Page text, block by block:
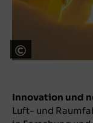
Innovation und
Luft- und